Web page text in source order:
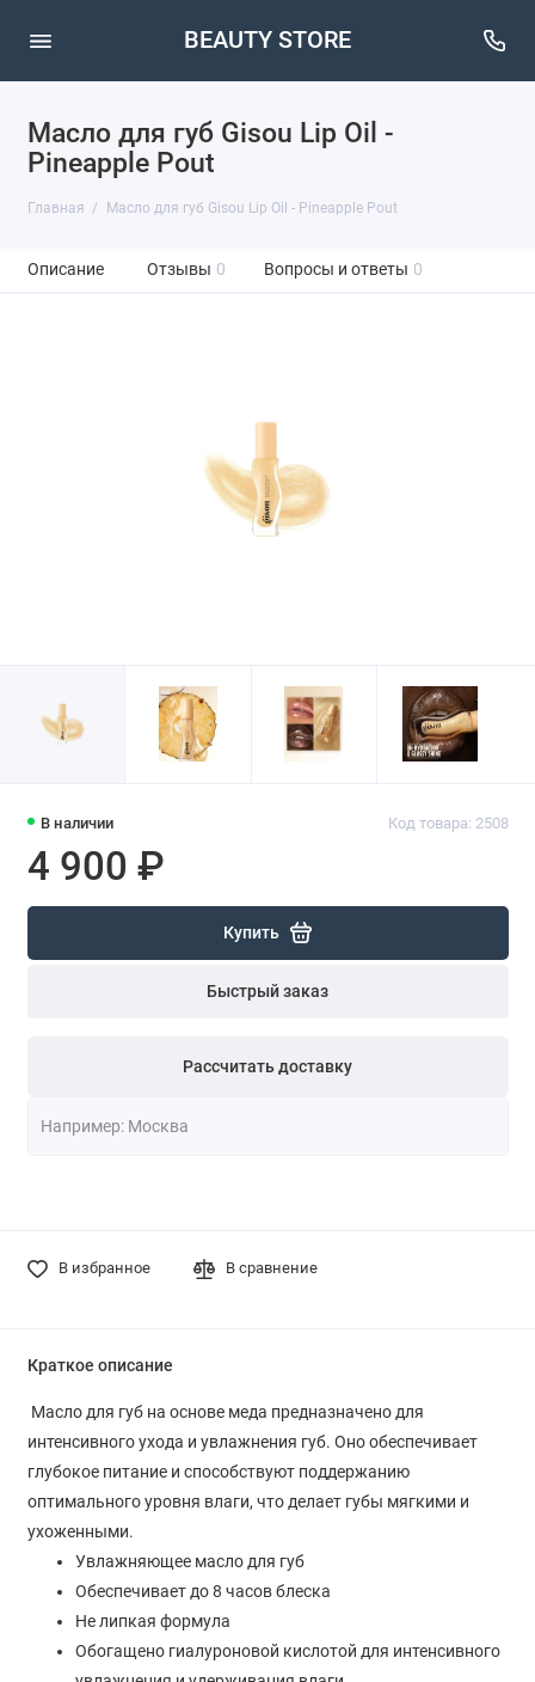
BEAUTY STORE
Масло для губ Gisou Lip Oil -
Pineapple Pout
Главная Масло для губ Gisou Lip Oil - Pineapple Pout
Описание Отзывы 0 Вопросы и ответы 0
В наличии Код товара: 2508
4 900 ₽
Купить
Быстрый заказ
Рассчитать доставку
В избранное В сравнение
Краткое описание
Масло для губ на основе меда предназначено для
интенсивного ухода и увлажнения губ. Оно обеспечивает
глубокое питание и способствуют поддержанию
оптимального уровня влаги, что делает губы мягкими и
ухоженными.
Увлажняющее масло для губ
Обеспечивает до 8 часов блеска
Не липкая формула
Обогащено гиалуроновой кислотой для интенсивного